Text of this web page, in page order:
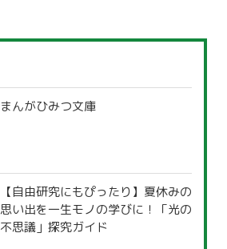
まんがひみつ文庫
【自由研究にもぴったり】夏休みの
思い出を一生モノの学びに！「光の
不思議」探究ガイド